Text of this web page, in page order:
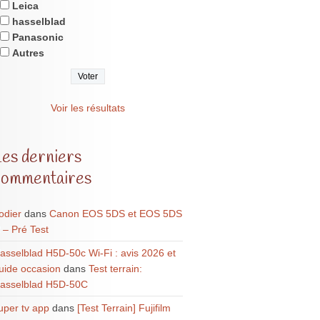
Leica
hasselblad
Panasonic
Autres
Voir les résultats
derniers
dans Canon EOS 5DS et EOS 5DS
– Pré Test
H5D-50c Wi-Fi : avis 2026 et
occasion dans Test terrain:
H5D-50C
tv appdans [Test Terrain] Fujifilm